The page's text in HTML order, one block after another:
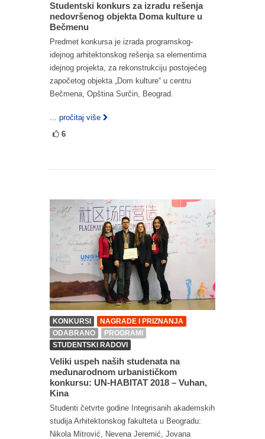
Studentski konkurs za izradu rešenja
nedovršenog objekta Doma kulture u
Bečmenu
Predmet konkursa je izrada programskog-
idejnog arhitektonskog rešenja sa elementima
idejnog projekta, za rekonstrukciju postojećeg
započetog objekta „Dom kulture“ u centru
Bečmena, Opština Surčin, Beograd.
... pročitaj više
6
KONKURSI
NAGRADE I PRIZNANJA
ODABRANO
PROGRAMI
STUDENTSKI RADOVI
Veliki uspeh naših studenata na
međunarodnom urbanističkom
konkursu: UN-HABITAT 2018 – Vuhan,
Kina
Studenti četvrte godine Integrisanih akademskih
studija Arhitektonskog fakulteta u Beogradu:
Nikola Mitrović, Nevena Jeremić, Jovana